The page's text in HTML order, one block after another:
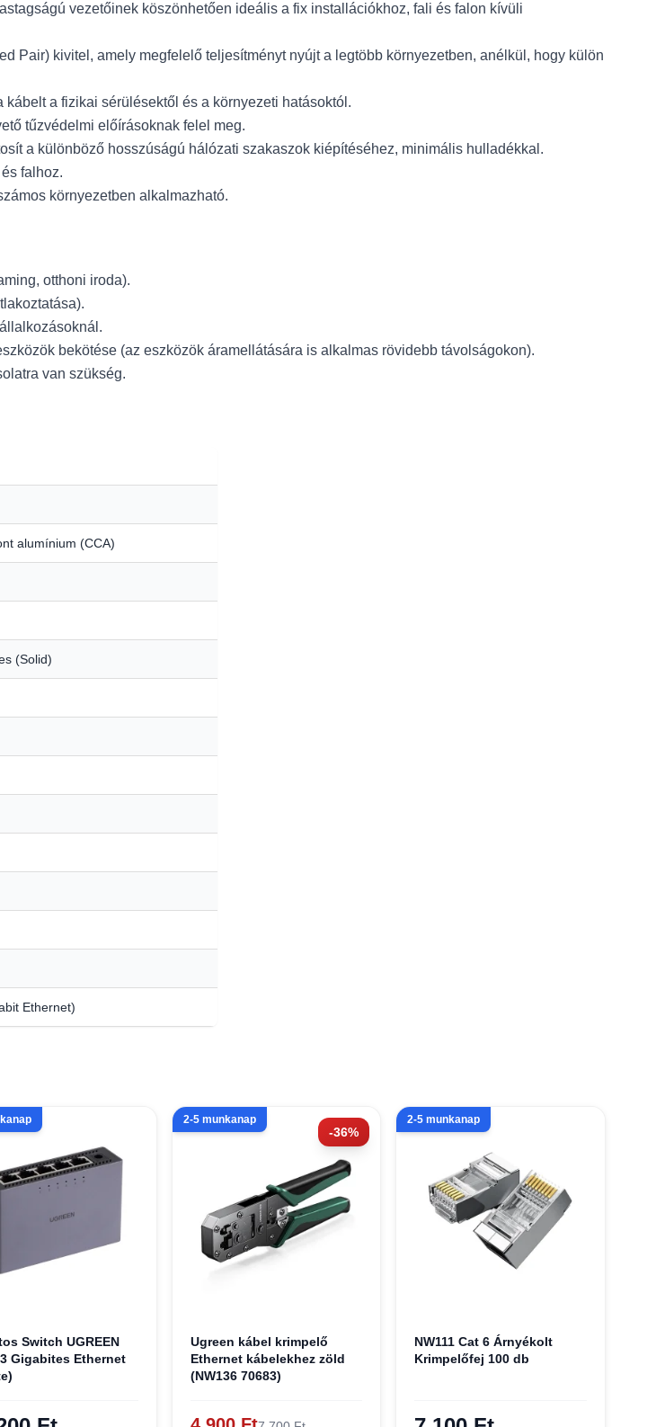
vezetőinek köszönhetően ideális a fix installációkhoz, fali és falon kívüli
Pair) kivitel, amely megfelelő teljesítményt nyújt a legtöbb környezetben, anélkül, hogy külön
a fizikai sérülésektől és a környezeti hatásoktól.
tűzvédelmi előírásoknak felel meg.
a különböző hosszúságú hálózati szakaszok kiépítéséhez, minimális hulladékkal.
falhoz.
környezetben alkalmazható.
otthoni iroda).
bekötése (az eszközök áramellátására is alkalmas rövidebb távolságokon).
van szükség.
alumínium (CCA)
(Solid)
Ethernet)
Switch UGREEN
Gigabites Ethernet
-36%
2-5 munkanap
Ugreen kábel krimpelő
Ethernet kábelekhez zöld
(NW136 70683)
2-5 munkanap
NW111 Cat 6 Árnyékolt
Krimpelőfej 100 db